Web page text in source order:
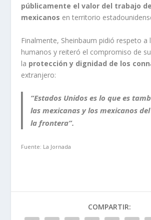
públicamente el valor del trabajo
mexicanos en territorio
Finalmente, Sheinbaum pidió respeto a
humanos y reiteró el compromiso de
la protección y dignidad de los
extranjero:
“Estados Unidos es lo que es
las mexicanas y los mexicanos
la frontera”.
Fuente: La Jornada
COMPARTIR: